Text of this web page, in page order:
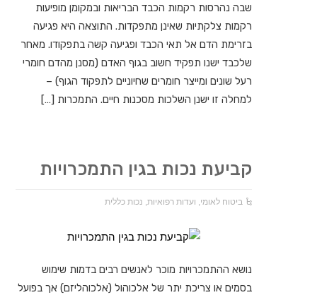
שבה נהרסות רקמות הכבד הבריאות ובמקומן מופיעות
רקמות צלקתיות שאינן מתפקדות. התוצאה היא פגיעה
בזרימת הדם אל תאי הכבד ופגיעה קשה בתפקודו. מאחר
שלכבד ישנו תפקיד חשוב בגוף האדם (מסנן מהדם חומרי
רעל שונים ומייצר חומרים שחיוניים לתפקוד הגוף) –
למחלה זו ישנן השלכות מסכנות חיים. התמכרות […]
קביעת נכות בגין התמכרויות
ביטוח לאומי, ועדות רפואיות, נכות כללית
נושא ההתמכרויות מוכר לאנשים רבים בדמות שימוש
בסמים או צריכת יתר של אלכוהול (אלכוהליזם) אך בפועל